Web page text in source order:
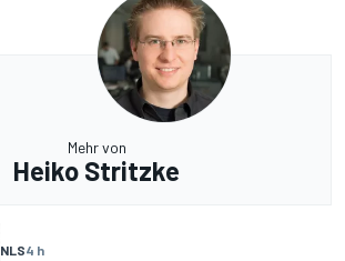
Mehr von
Heiko Stritzke
NLS4 h